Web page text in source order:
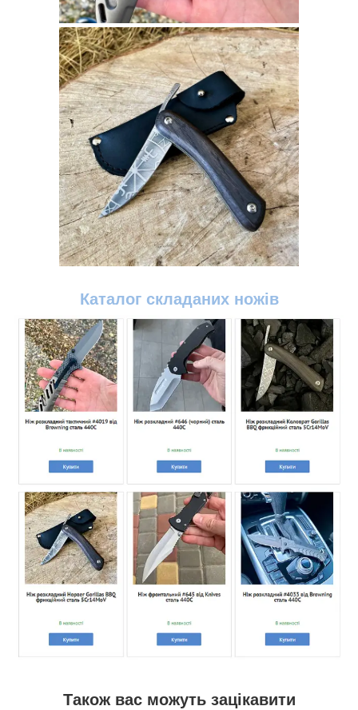
Каталог складаних ножів
Також вас можуть зацікавити